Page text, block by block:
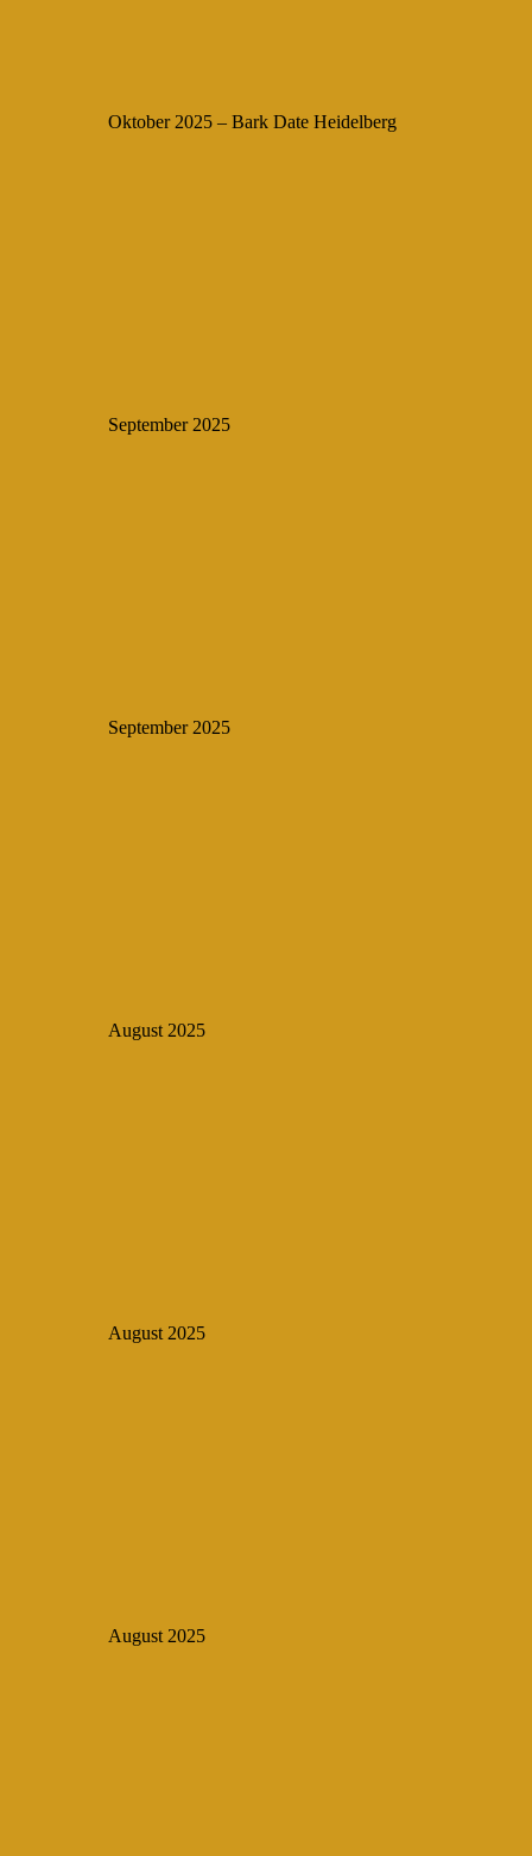
Oktober 2025 – Bark Date Heidelberg
September 2025
September 2025
August 2025
August 2025
August 2025